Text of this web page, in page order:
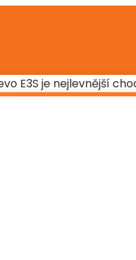
E3S je nejlevnější